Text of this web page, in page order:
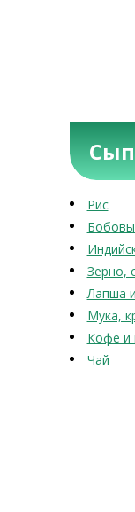
Рис
Зерно,
Лапша
Мука,
Кофе и
Чай